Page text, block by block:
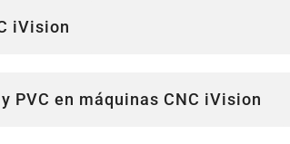
iVision
en máquinas CNC iVision